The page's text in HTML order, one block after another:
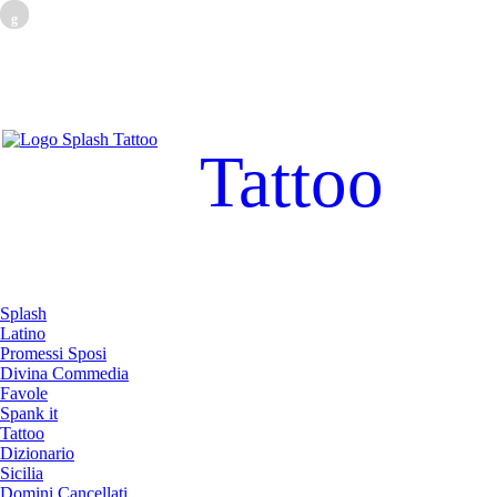
g
Tattoo
Splash
Latino
Promessi Sposi
Divina Commedia
Favole
Spank it
Tattoo
Dizionario
Sicilia
Domini Cancellati